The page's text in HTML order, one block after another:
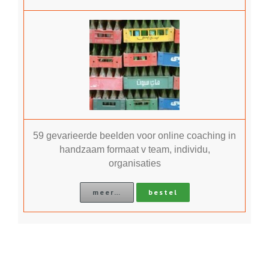
59 gevarieerde beelden voor online coaching in
handzaam formaat v team, individu,
organisaties
meer… bestel